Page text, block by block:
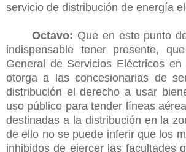
servicio de distribución de energía
Octavo: Que en este punto
indispensable tener presente,
General de Servicios Eléctricos
otorga a las concesionarias de
distribución el derecho a usar
uso público para tender líneas
destinadas a la distribución en la
de ello no se puede inferir que los
inhibidos de ejercer las facultades